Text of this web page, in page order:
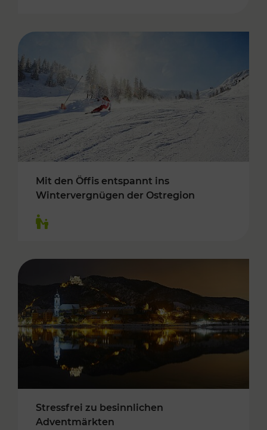
Mit den Öffis entspannt ins
Wintervergnügen der Ostregion
Stressfrei zu besinnlichen
Adventmärkten